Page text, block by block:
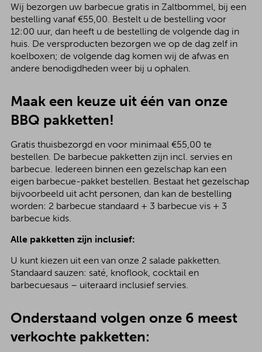
Wij bezorgen uw barbecue gratis in Zaltbommel, bij een
bestelling vanaf €55,00. Bestelt u de bestelling voor
12:00 uur, dan heeft u de bestelling de volgende dag in
huis. De versproducten bezorgen we op de dag zelf in
koelboxen; de volgende dag komen wij de afwas en
andere benodigdheden weer bij u ophalen.
Maak een keuze uit één van onze
BBQ pakketten!
Gratis thuisbezorgd en voor minimaal €55,00 te
bestellen. De barbecue pakketten zijn incl. servies en
barbecue. Iedereen binnen een gezelschap kan een
eigen barbecue-pakket bestellen. Bestaat het gezelschap
bijvoorbeeld uit acht personen, dan kan de bestelling
worden: 2 barbecue standaard + 3 barbecue vis + 3
barbecue kids.
Alle pakketten zijn inclusief:
U kunt kiezen uit een van onze 2 salade pakketten.
Standaard sauzen: saté, knoflook, cocktail en
barbecuesaus – uiteraard inclusief servies.
Onderstaand volgen onze 6 meest
verkochte pakketten: